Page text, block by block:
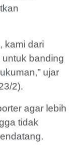
kami dari
banding
ujar
2).
agar lebih
tidak